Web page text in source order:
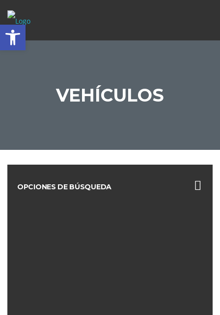
VEHÍCULOS
OPCIONES DE BÚSQUEDA
Abrir barra de herramientas